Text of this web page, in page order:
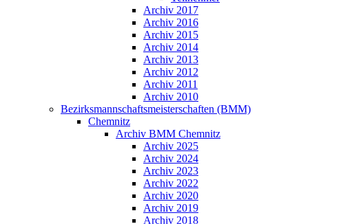
Archiv 2017
Archiv 2016
Archiv 2015
Archiv 2014
Archiv 2013
Archiv 2012
Archiv 2011
Archiv 2010
Bezirksmannschaftsmeisterschaften (BMM)
Chemnitz
Archiv BMM Chemnitz
Archiv 2025
Archiv 2024
Archiv 2023
Archiv 2022
Archiv 2020
Archiv 2019
Archiv 2018